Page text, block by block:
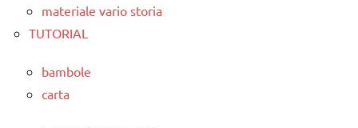
materiale vario storia
TUTORIAL
bambole
carta